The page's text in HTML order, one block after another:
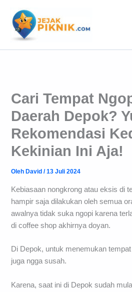
konten
Cari Tempat
Daerah Depok?
Rekomendasi
Kekinian Ini Aja!
Oleh David/13 Juli 2024
Kebiasaan nongkrong atau eksis di
hampir saja dilakukan oleh semua
awalnya tidak suka ngopi karena
di coffee shop akhirnya doyan.
Di Depok, untuk menemukan
juga ngga susah.
Karena, saat ini di Depok sudah